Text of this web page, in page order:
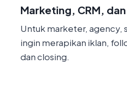
Marketing, CRM,
Untuk marketer, agency,
ingin merapikan iklan,
dan closing.